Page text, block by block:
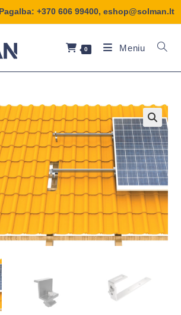
Pagalba: +370 606 99400, eshop@solman.lt
0 Meniu